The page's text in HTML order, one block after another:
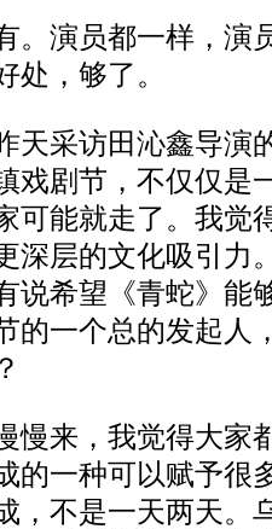
演员都一样，演
处，够了。
采访田沁鑫导演
戏剧节，不仅仅是
可能就走了。我觉
深层的文化吸引力
说希望《青蛇》能
的一个总的发起人
来，我觉得大家
的一种可以赋予很
，不是一天两天。